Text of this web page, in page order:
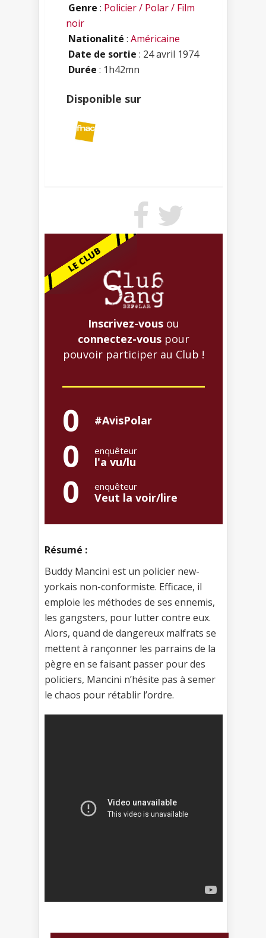
Genre : Policier / Polar / Film
noir
Nationalité : Américaine
Date de sortie : 24 avril 1974
Durée : 1h42mn
Disponible sur
Inscrivez-vous ou
connectez-vous pour
pouvoir participer au Club !
0 #AvisPolar
0 enquêteur
l'a vu/lu
0 enquêteur
Veut la voir/lire
Résumé :
Buddy Mancini est un policier new-
yorkais non-conformiste. Efficace, il
emploie les méthodes de ses ennemis,
les gangsters, pour lutter contre eux.
Alors, quand de dangereux malfrats se
mettent à rançonner les parrains de la
pègre en se faisant passer pour des
policiers, Mancini n’hésite pas à semer
le chaos pour rétablir l’ordre.